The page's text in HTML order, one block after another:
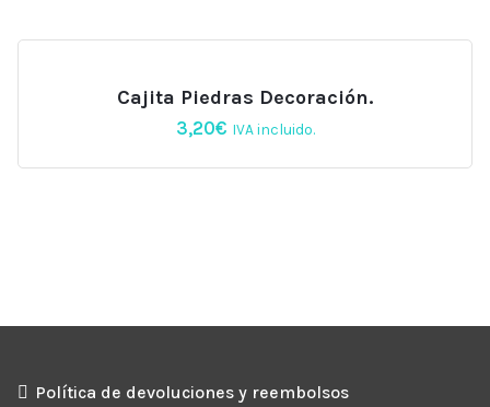
Cajita Piedras Decoración.
3,20€ IVA incluido.
Política de devoluciones y reembolsos